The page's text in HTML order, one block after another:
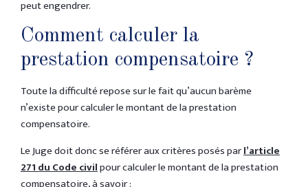
peut engendrer.
Comment calculer la
prestation compensatoire ?
Toute la difficulté repose sur le fait qu’aucun barème
n’existe pour calculer le montant de la prestation
compensatoire.
Le Juge doit donc se référer aux critères posés parl’article
271 du Code civilpour calculer le montant de la prestation